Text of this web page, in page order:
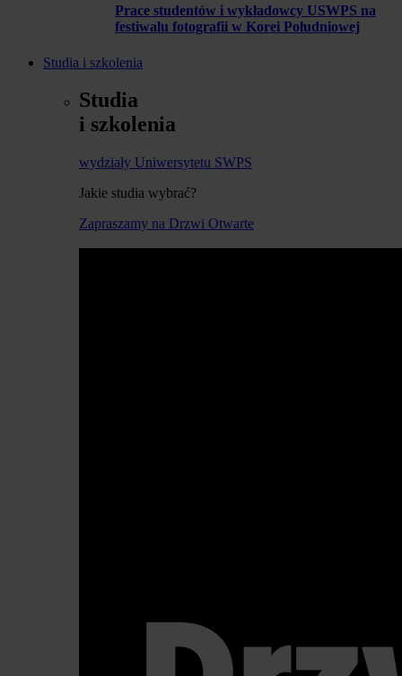
Prace studentów i wykładowcy USWPS na
festiwalu fotografii w Korei Południowej
Studia i szkolenia
Studia
i szkolenia
wydziały Uniwersytetu SWPS
Jakie studia wybrać?
Zapraszamy na Drzwi Otwarte